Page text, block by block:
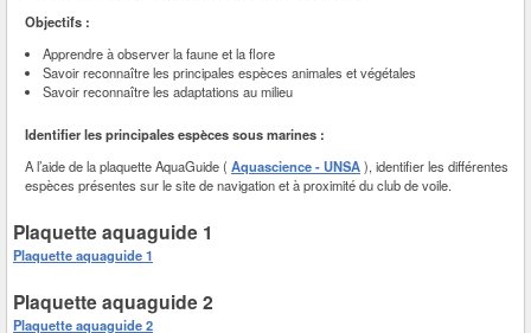
Objectifs :
Apprendre à observer la faune et la flore
Savoir reconnaître les principales espèces animales et végétales
Savoir reconnaître les adaptations au milieu
Identifier les principales espèces sous marines :
A l’aide de la plaquette AquaGuide ( Aquascience - UNSA), identifier les différentes
espèces présentes sur le site de navigation et à proximité du club de voile.
Plaquette aquaguide 1
Plaquette aquaguide 1
Plaquette aquaguide 2
Plaquette aquaguide 2